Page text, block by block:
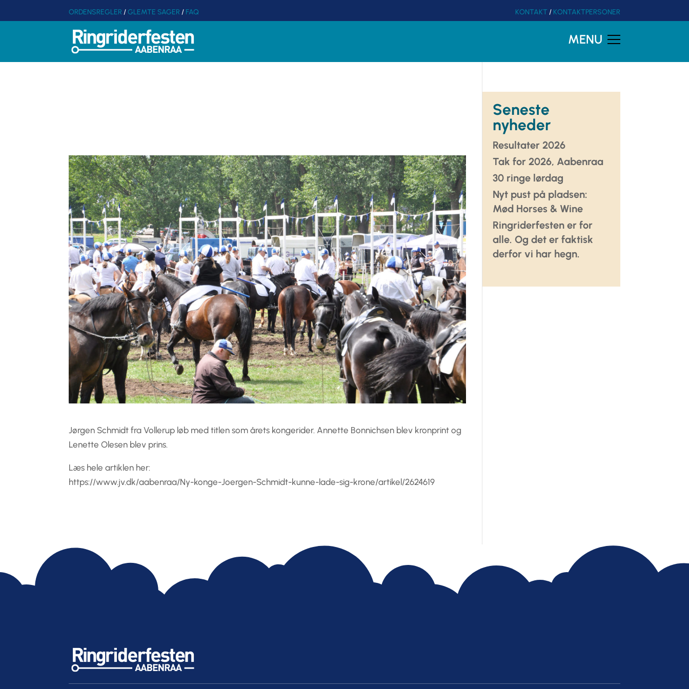
ORDENSREGLER /GLEMTE SAGER / FAQ KONTAKT / KONTAKTPERSONER
MENU
Jørgen Schmidt fra Vollerup løb med titlen som årets kongerider. Annette Bonnichsen blev kronprint og
Lenette Olesen blev prins.
Læs hele artiklen her:
https://www.jv.dk/aabenraa/Ny-konge-Joergen-Schmidt-kunne-lade-sig-krone/artikel/2624619
Seneste
nyheder
Resultater 2026
Tak for 2026, Aabenraa
30 ringe lørdag
Nyt pust på pladsen:
Mød Horses & Wine
Ringriderfesten er for
alle. Og det er faktisk
derfor vi har hegn.